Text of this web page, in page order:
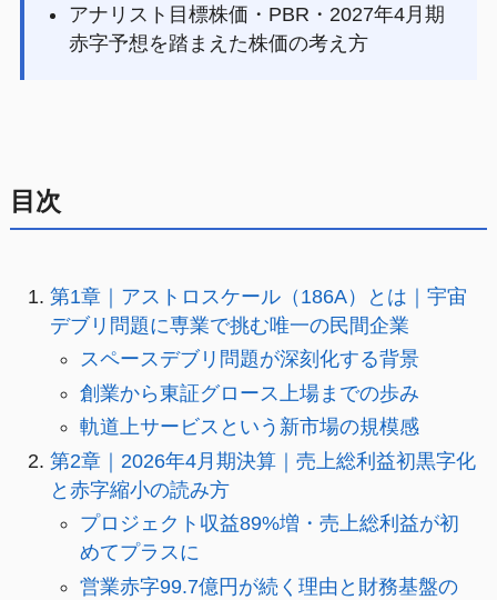
アナリスト目標株価・PBR・2027年4月期
赤字予想を踏まえた株価の考え方
目次
第1章｜アストロスケール（186A）とは｜宇宙
デブリ問題に専業で挑む唯一の民間企業
スペースデブリ問題が深刻化する背景
創業から東証グロース上場までの歩み
軌道上サービスという新市場の規模感
第2章｜2026年4月期決算｜売上総利益初黒字化
と赤字縮小の読み方
プロジェクト収益89%増・売上総利益が初
めてプラスに
営業赤字99.7億円が続く理由と財務基盤の